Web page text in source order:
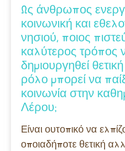
Ως άνθρωπος
κοινωνική και
νησιού, ποιος
καλύτερος τρόπος
δημιουργηθεί
ρόλο μπορεί να
κοινωνία στην
Λέρου;
Είναι ουτοπικό να
οποιαδήποτε θετική